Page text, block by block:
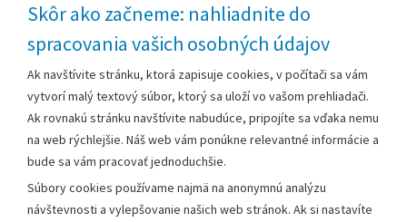
Skôr ako začneme: nahliadnite do
spracovania vašich osobných údajov
Ak navštívite stránku, ktorá zapisuje cookies, v počítači sa vám
vytvorí malý textový súbor, ktorý sa uloží vo vašom prehliadači.
Ak rovnakú stránku navštívite nabudúce, pripojíte sa vďaka nemu
na web rýchlejšie. Náš web vám ponúkne relevantné informácie a
bude sa vám pracovať jednoduchšie.
Súbory cookies používame najmä na anonymnú analýzu
návštevnosti a vylepšovanie našich web stránok. Ak si nastavíte
350 výročie mestečka -
dekoratívna grafika